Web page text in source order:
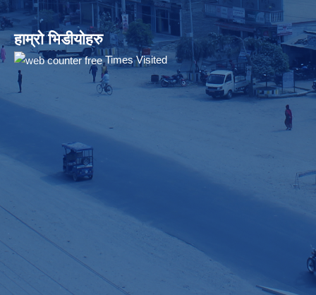
हाम्रो भिडीयोहरु
Times Visited